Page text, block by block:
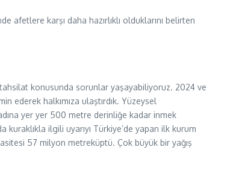
afetlere karşı daha hazırlıklı olduklarını belirten
konusunda sorunlar yaşayabiliyoruz. 2024 ve
ederek halkımıza ulaştırdık. Yüzeysel
yer yer 500 metre derinliğe kadar inmek
ilgili uyarıyı Türkiye’de yapan ilk kurum
57 milyon metreküptü. Çok büyük bir yağış